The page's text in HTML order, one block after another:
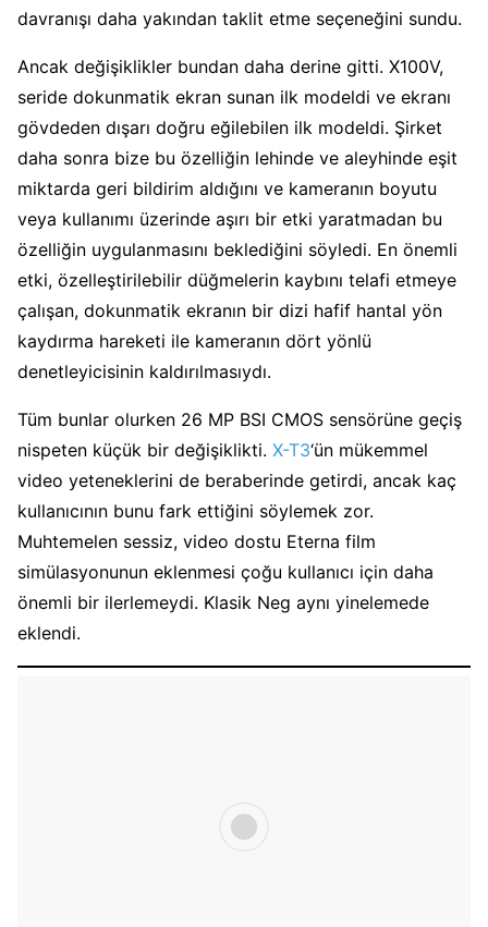
davranışı daha yakından taklit etme seçeneğini sundu.
Ancak değişiklikler bundan daha derine gitti. X100V,
seride dokunmatik ekran sunan ilk modeldi ve ekranı
gövdeden dışarı doğru eğilebilen ilk modeldi. Şirket
daha sonra bize bu özelliğin lehinde ve aleyhinde eşit
miktarda geri bildirim aldığını ve kameranın boyutu
veya kullanımı üzerinde aşırı bir etki yaratmadan bu
özelliğin uygulanmasını beklediğini söyledi. En önemli
etki, özelleştirilebilir düğmelerin kaybını telafi etmeye
çalışan, dokunmatik ekranın bir dizi hafif hantal yön
kaydırma hareketi ile kameranın dört yönlü
denetleyicisinin kaldırılmasıydı.
Tüm bunlar olurken 26 MP BSI CMOS sensörüne geçiş
nispeten küçük bir değişiklikti. X-T3‘ün mükemmel
video yeteneklerini de beraberinde getirdi, ancak kaç
kullanıcının bunu fark ettiğini söylemek zor.
Muhtemelen sessiz, video dostu Eterna film
simülasyonunun eklenmesi çoğu kullanıcı için daha
önemli bir ilerlemeydi. Klasik Neg aynı yinelemede
eklendi.